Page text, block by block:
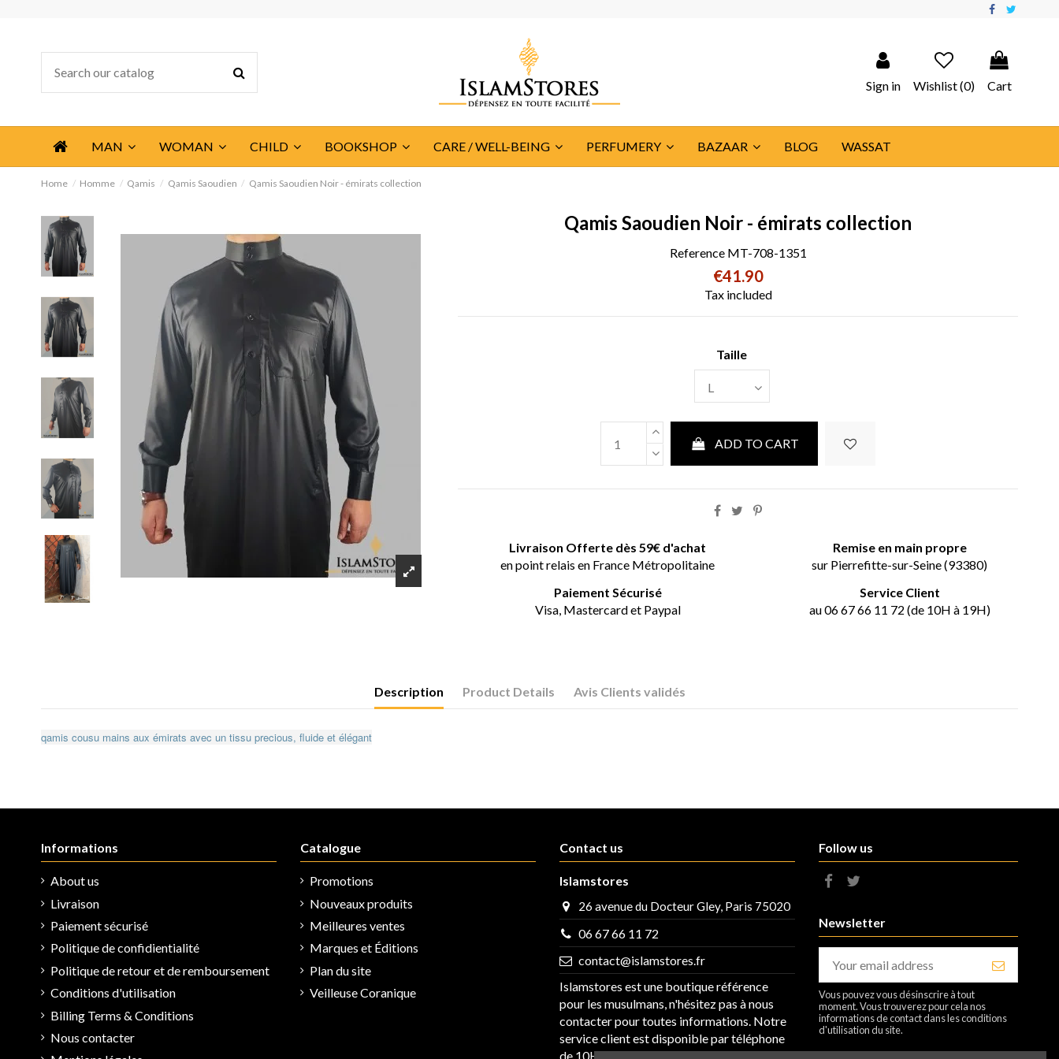
Sign in Wishlist (0) Cart
MAN WOMAN CHILD BOOKSHOP CARE / WELL-BEING PERFUMERY BAZAAR BLOG WASSAT
Home Homme Qamis Qamis Saoudien Qamis Saoudien Noir - émirats collection
Qamis Saoudien Noir - émirats collection
Reference MT-708-1351
€41.90
Tax included
Taille
ADD TO CART
Livraison Offerte dès 59€ d'achat
en point relais en France Métropolitaine
Remise en main propre
sur Pierrefitte-sur-Seine (93380)
Paiement Sécurisé
Visa, Mastercard et Paypal
Service Client
au 06 67 66 11 72 (de 10H à 19H)
Description Product Details Avis Clients validés
qamis cousu mains aux émirats avec un tissu precious, fluide et élégant
Informations
About us
Livraison
Paiement sécurisé
Politique de confidientialité
Politique de retour et de remboursement
Conditions d'utilisation
Billing Terms & Conditions
Nous contacter
Catalogue
Promotions
Nouveaux produits
Meilleures ventes
Marques et Éditions
Plan du site
Veilleuse Coranique
Contact us
Islamstores
26 avenue du Docteur Gley, Paris 75020
06 67 66 11 72
contact@islamstores.fr
Islamstores est une boutique référence
pour les musulmans, n'hésitez pas à nous
contacter pour toutes informations. Notre
service client est disponible par téléphone
de 10H à 19H.
Follow us
Newsletter
Vous pouvez vous désinscrire à tout
moment. Vous trouverez pour cela nos
informations de contact dans les conditions
d'utilisation du site.